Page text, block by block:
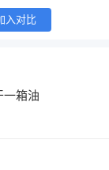
入对比
一箱油